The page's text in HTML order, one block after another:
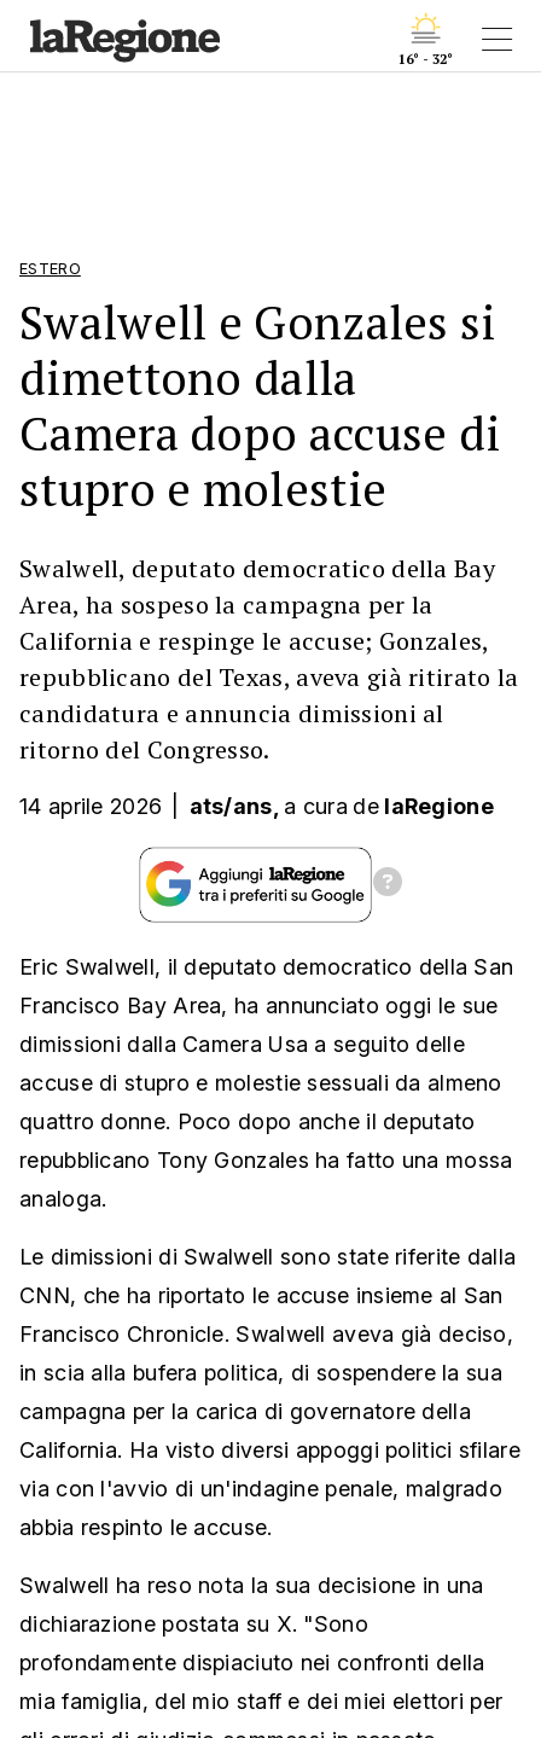
16° - 32°
ESTERO
Swalwell e Gonzales si
dimettono dalla
Camera dopo accuse di
stupro e molestie
Swalwell, deputato democratico della Bay
Area, ha sospeso la campagna per la
California e respinge le accuse; Gonzales,
repubblicano del Texas, aveva già ritirato la
candidatura e annuncia dimissioni al
ritorno del Congresso.
14 aprile 2026 ats/ans, a cura de laRegione
Eric Swalwell, il deputato democratico della San
Francisco Bay Area, ha annunciato oggi le sue
dimissioni dalla Camera Usa a seguito delle
accuse di stupro e molestie sessuali da almeno
quattro donne. Poco dopo anche il deputato
repubblicano Tony Gonzales ha fatto una mossa
analoga.
Le dimissioni di Swalwell sono state riferite dalla
CNN, che ha riportato le accuse insieme al San
Francisco Chronicle. Swalwell aveva già deciso,
in scia alla bufera politica, di sospendere la sua
campagna per la carica di governatore della
California. Ha visto diversi appoggi politici sfilare
via con l'avvio di un'indagine penale, malgrado
abbia respinto le accuse.
Swalwell ha reso nota la sua decisione in una
dichiarazione postata su X. "Sono
profondamente dispiaciuto nei confronti della
mia famiglia, del mio staff e dei miei elettori per